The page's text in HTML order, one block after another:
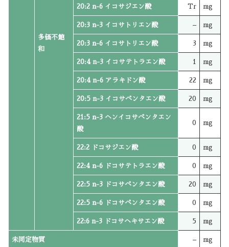
多価不飽
和
20:2 n-6 イコサジエン酸 Tr mg
20:3 n-3 イコサトリエン酸 – mg
20:3 n-6 イコサトリエン酸 3 mg
20:4 n-3 イコサテトラエン酸 1 mg
20:4 n-6 アラキドン酸 22 mg
20:5 n-3 イコサペンタエン酸 20 mg
21:5 n-3 ヘンイコサペンタエン
酸
0 mg
22:2 ドコサジエン酸 0 mg
22:4 n-6 ドコサテトラエン酸 0 mg
22:5 n-3 ドコサペンタエン酸 20 mg
22:5 n-6 ドコサペンタエン酸 0 mg
22:6 n-3 ドコサヘキサエン酸 5 mg
未同定物質 – mg